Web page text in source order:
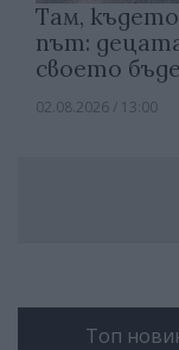
Там,
път:
своето
02.08.2026 / 13:00
Топ